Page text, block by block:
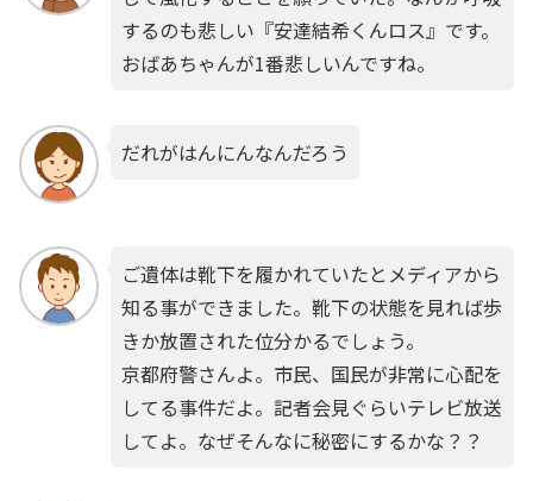
するのも悲しい『安達結希くんロス』です。
おばあちゃんが1番悲しいんですね。
だれがはんにんなんだろう
ご遺体は靴下を履かれていたとメディアから
知る事ができました。靴下の状態を見れば歩
きか放置された位分かるでしょう。
京都府警さんよ。市民、国民が非常に心配を
してる事件だよ。記者会見ぐらいテレビ放送
してよ。なぜそんなに秘密にするかな？？